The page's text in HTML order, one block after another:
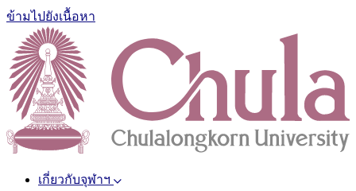
ข้ามไปยังเนื้อหา
เกี่ยวกับจุฬาฯ